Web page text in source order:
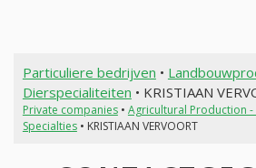
Particuliere bedrijven •
Dierspecialiteiten • KRISTIAAN
Private companies• Agricultural Production -
Specialties• KRISTIAAN VERVOORT